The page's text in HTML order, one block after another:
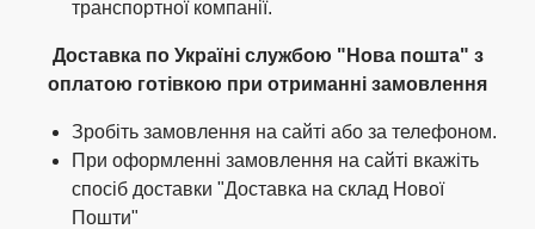
транспортної компанії.
Доставка по Україні службою "Нова пошта" з
оплатою готівкою при отриманні замовлення
Зробіть замовлення на сайті або за телефоном.
При оформленні замовлення на сайті вкажіть
спосіб доставки "Доставка на склад Нової
Пошти"